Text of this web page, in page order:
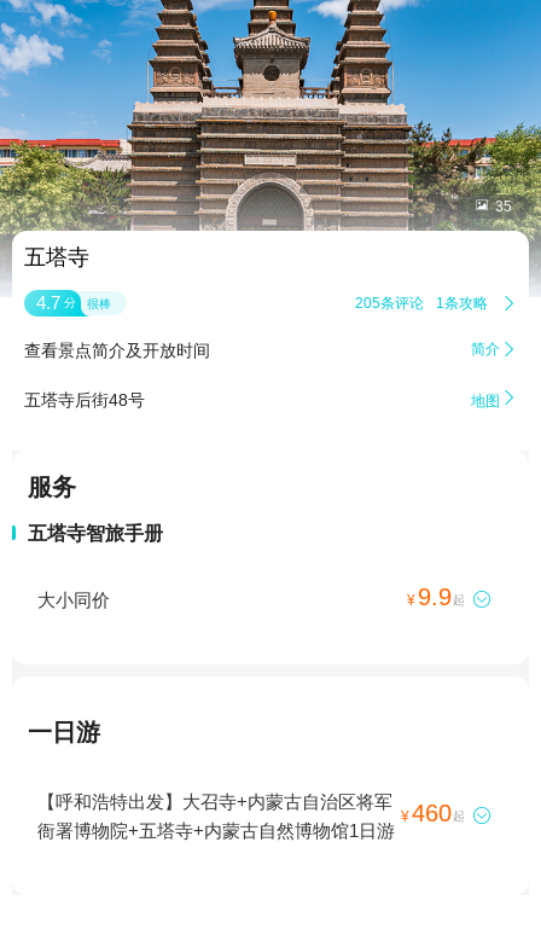
 35
五塔寺
4.7 分 很棒 205条评论 1条攻略 
查看景点简介及开放时间 简介 
五塔寺后街48号 地图 
服务
五塔寺智旅手册
大小同价 ¥ 9.9起 
一日游
【呼和浩特出发】大召寺+内蒙古自治区将军
衙署博物院+五塔寺+内蒙古自然博物馆1日游
¥460起 
